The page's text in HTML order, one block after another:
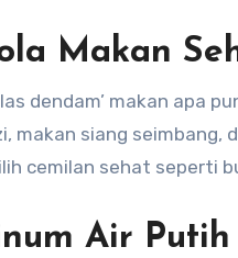
Makan
dendam’ makan apa
makan siang seimbang,
cemilan sehat seperti
Air Putih